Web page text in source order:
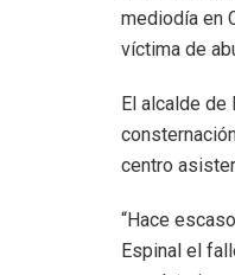
mediodía en
víctima de
El alcalde de
centro
“Hace
Espinal el